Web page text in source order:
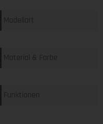
Modellart
Material & Farbe
Funktionen